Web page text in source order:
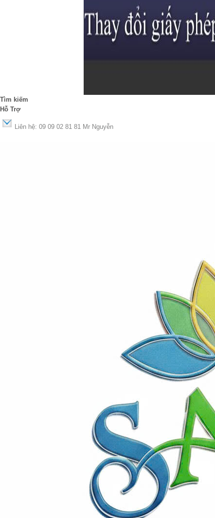
Tìm kiếm
Hỗ Trợ
Liên hệ: 09 09 02 81 81 Mr Nguyễn